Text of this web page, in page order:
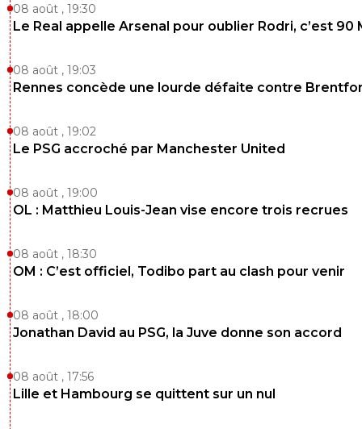
08 août , 19:30
Le Real appelle Arsenal pour oublier Rodri, c’est 90
08 août , 19:03
Rennes concède une lourde défaite contre
08 août , 19:02
Le PSG accroché par Manchester United
08 août , 19:00
OL : Matthieu Louis-Jean vise encore trois recrues
08 août , 18:30
OM : C’est officiel, Todibo part au clash pour venir
08 août , 18:00
Jonathan David au PSG, la Juve donne son accord
08 août , 17:56
Lille et Hambourg se quittent sur un nul